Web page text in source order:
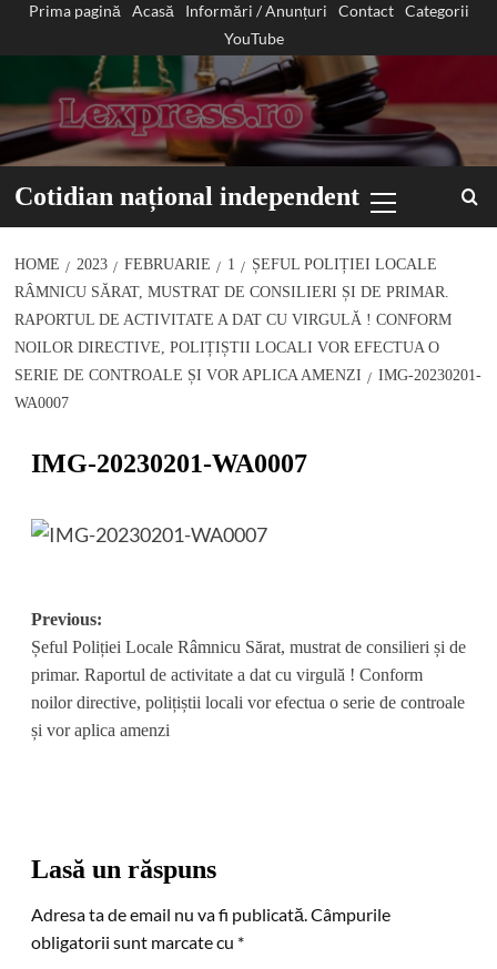
Prima pagină Acasă Informări / Anunțuri Contact
Categorii
YouTube
Cotidian național independent
Menu
HOME 2023 FEBRUARIE 1
ȘEFUL POLIȚIEI LOCALE
RÂMNICU SĂRAT, MUSTRAT DE CONSILIERI ȘI DE PRIMAR.
RAPORTUL DE ACTIVITATE A DAT CU VIRGULĂ ! CONFORM
NOILOR DIRECTIVE, POLIȚIȘTII LOCALI VOR EFECTUA O
SERIE DE CONTROALE ȘI VOR APLICA AMENZI
IMG-20230201-
WA0007
IMG-20230201-WA0007
Post
navigation
Previous:
Șeful Poliției Locale Râmnicu Sărat, mustrat de consilieri și de
primar. Raportul de activitate a dat cu virgulă ! Conform
noilor directive, polițiștii locali vor efectua o serie de controale
și vor aplica amenzi
Lasă un răspuns
Adresa ta de email nu va fi publicată.Câmpurile
obligatorii sunt marcate cu *